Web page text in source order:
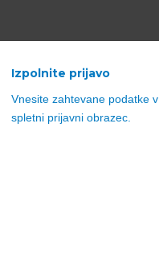
Izpolnite prijavo
Vnesite zahtevane podatke v
spletni prijavni obrazec.